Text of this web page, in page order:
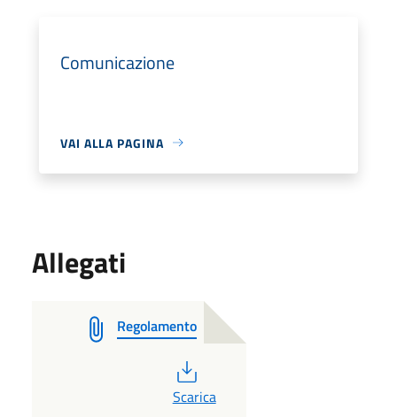
Comunicazione
VAI ALLA PAGINA
Allegati
Regolamento
PDF
Scarica